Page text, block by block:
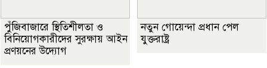
পুঁজিবাজারে স্থিতিশীলতা ও
বিনিয়োগকারীদের সুরক্ষায় আইন
প্রণয়নের উদ্যোগ
নতুন গোয়েন্দা প্রধান পেল
যুক্তরাষ্ট্র